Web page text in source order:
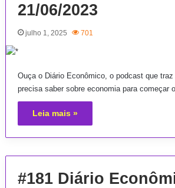
21/06/2023
julho 1, 2025 701
Ouça o Diário Econômico, o podcast que
precisa saber sobre economia para começar
Leia mais »
#181 Diário